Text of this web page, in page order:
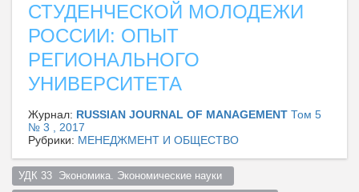
СТУДЕНЧЕСКОЙ МОЛОДЕЖИ
РОССИИ: ОПЫТ
РЕГИОНАЛЬНОГО
УНИВЕРСИТЕТА
Журнал: RUSSIAN JOURNAL OF MANAGEMENT Том 5
№ 3 , 2017
Рубрики: МЕНЕДЖМЕНТ И ОБЩЕСТВО
УДК 33  Экономика. Экономические науки